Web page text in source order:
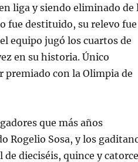
liga y siendo eliminado de
fue destituido, su relevo fue
equipo jugó los cuartos de
en su historia. Único
con la Olimpia de
que más años
Rogelio Sosa, y los
dieciséis, quince y catorce